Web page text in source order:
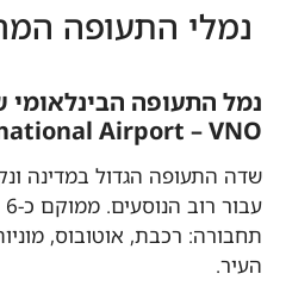
נמלי התעופה
Airport – VNO)
שדה התעופה הגדול במדינה
עבור רוב הנוסעים. ממוקם כ-6 ק"מ בלבד ממרכז העיר.
תחבורה: רכבת, אוטובוס,
העיר.